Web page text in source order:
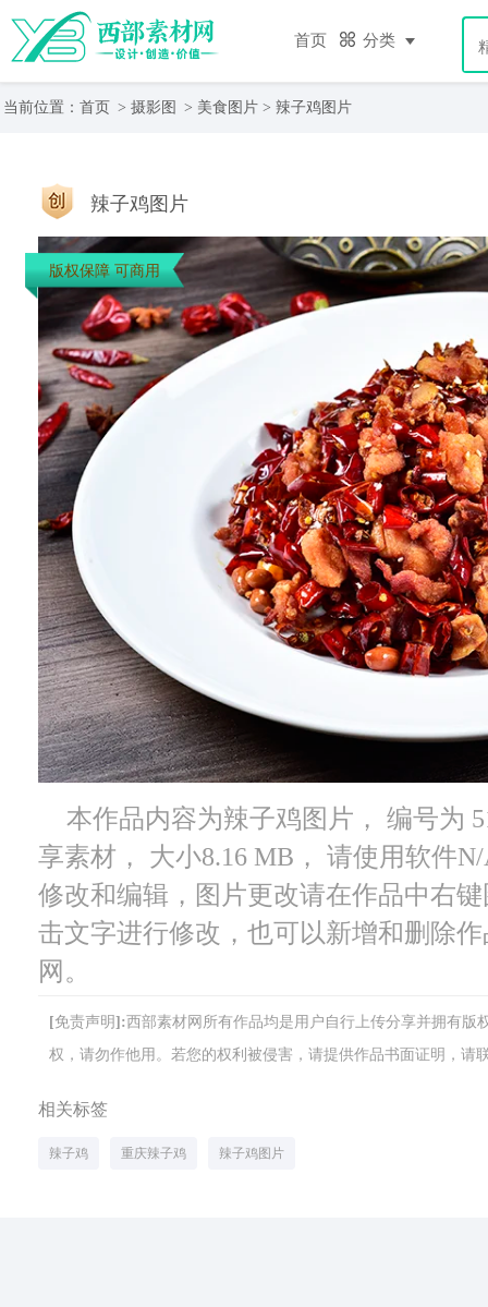
首页 分类
当前位置： 首页 > 摄影图 > 美食图片 > 辣子鸡图片
辣子鸡图片
版权保障 可商用
本作品内容为辣子鸡图片， 编号为
享素材， 大小8.16 MB， 请使用软件
修改和编辑，图片更改请在作品中右
击文字进行修改，也可以新增和删除
网。
[免责声明]:西部素材网所有作品均是用户自行上传分享并拥有版
权，请勿作他用。若您的权利被侵害，请提供作品书面证明，请
相关标签
辣子鸡 重庆辣子鸡 辣子鸡图片